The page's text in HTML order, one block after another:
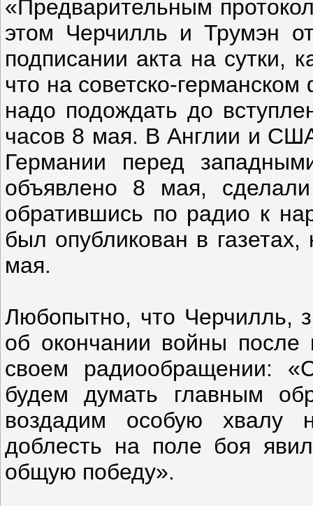
«Предварительным
этом Черчилль и Трумэн
подписании акта на сутки,
что на советско-
надо подождать до
часов 8 мая. В Англии и
Германии перед
объявлено 8 мая,
обратившись по радио к
был опубликован в
мая.
Любопытно, что Черчилль,
об окончании войны после
своем радиообращении:
будем думать главным
воздадим особую хвалу
доблесть на поле боя
общую победу».